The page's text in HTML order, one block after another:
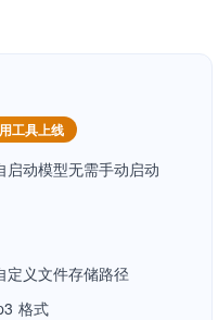
工具上线
启动模型无需手动启动
定义文件存储路径
格式